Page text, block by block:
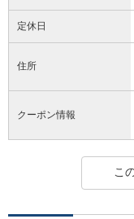
定休日
住所
クーポン情報
こ